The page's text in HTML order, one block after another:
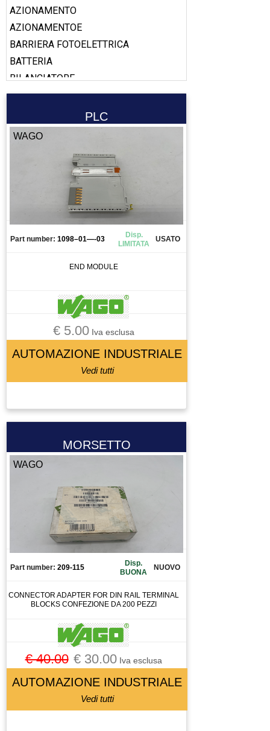
AZIONAMENTO
AZIONAMENTOE
BARRIERA FOTOELETTRICA
BATTERIA
BILANCIATORE
BOBINA
CABLAGGIO
CANALIZZAZIONE
CAPICORDA
CASSETTO DI SALDATURA
CENTRALINA
CENTRALINA IDRAULICA
CHIUSURA PNEUMATICA
CHIUSURA PNEUMATICAA
CIABATTA DI CONNESSIONE
CIRCUITO STAMPATOTO
CONDENSATORE
CONNETTORE
CONTATTO
CONTATTO AUSILIARIO
CONTATTORE
CONTATTOREORE
CUSCINETTI
DISSUASORE DI GRAVITà
DOMOTICA
DRIVER
ELETTROMANDRINO
PLC
WAGO
Part number: 1098–01—-03
Disp.
LIMITATA
USATO
END MODULE
€ 5.00Iva esclusa
AUTOMAZIONE INDUSTRIALE
Vedi tutti
MORSETTO
WAGO
Part number: 209-115
Disp.
BUONA
NUOVO
CONNECTOR ADAPTER FOR DIN RAIL TERMINAL
BLOCKS CONFEZIONE DA 200 PEZZI
€ 40.00 € 30.00Iva esclusa
AUTOMAZIONE INDUSTRIALE
Vedi tutti